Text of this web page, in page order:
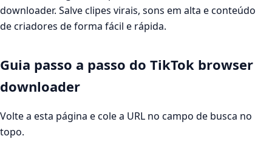
downloader. Salve clipes virais, sons em alta e conteúdo
de criadores de forma fácil e rápida.
Guia passo a passo do TikTok browser
downloader
Volte a esta página e cole a URL no campo de busca no
topo.